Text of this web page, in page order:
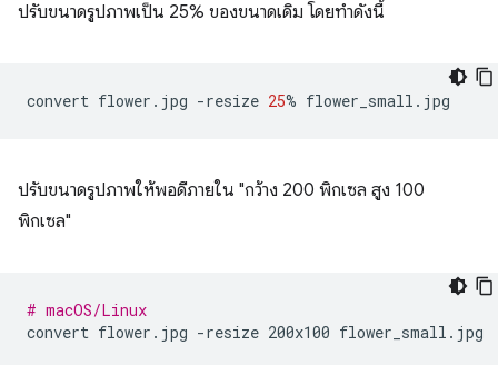
ปรับขนาดรูปภาพเป็น 25% ของขนาดเดิม โดยทำดังนี้
convert flower.jpg -resize 25%
ปรับขนาดรูปภาพให้พอดีภายใน "กว้าง 200 พิกเซล สูง 100
พิกเซล"
# macOS/Linux
convert flower.jpg -resize 200x100 flower_small.jpg